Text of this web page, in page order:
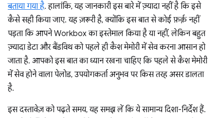
बताया गया है. हालांकि, यह जानकारी इस बारे में ज़्यादा नहीं है कि इसे
कैसे सही किया जाए. यह ज़रूरी है, क्योंकि इस बात से कोई फ़र्क़ नहीं
पड़ता कि आपने Workbox का इस्तेमाल किया है या नहीं, लेकिन बहुत
ज़्यादा डेटा और बैंडविथ को पहले ही कैश मेमोरी में सेव करना आसान हो
जाता है. आपको इस बात का ध्यान रखना चाहिए कि पहले से कैश मेमोरी
में सेव होने वाला पेलोड, उपयोगकर्ता अनुभव पर किस तरह असर डालता
है.
इस दस्तावेज़ को पढ़ते समय, यह समझ लें कि ये सामान्य दिशा-निर्देश हैं.